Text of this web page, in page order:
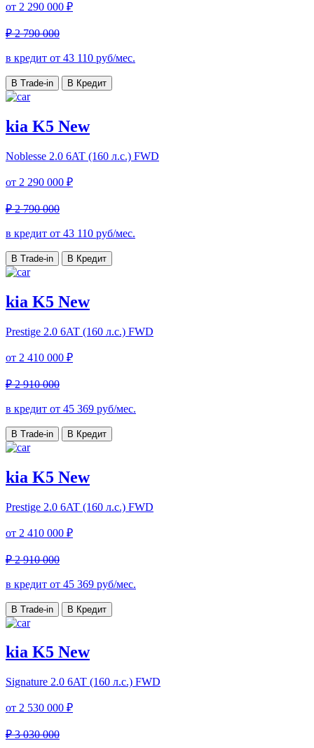
от 2 290 000 ₽
₽ 2 790 000
в кредит от 43 110 руб/мес.
В Trade-in В Кредит
kia K5 New
Noblesse 2.0 6AT (160 л.с.) FWD
от 2 290 000 ₽
₽ 2 790 000
в кредит от 43 110 руб/мес.
В Trade-in В Кредит
kia K5 New
Prestige 2.0 6AT (160 л.с.) FWD
от 2 410 000 ₽
₽ 2 910 000
в кредит от 45 369 руб/мес.
В Trade-in В Кредит
kia K5 New
Prestige 2.0 6AT (160 л.с.) FWD
от 2 410 000 ₽
₽ 2 910 000
в кредит от 45 369 руб/мес.
В Trade-in В Кредит
kia K5 New
Signature 2.0 6AT (160 л.с.) FWD
от 2 530 000 ₽
₽ 3 030 000